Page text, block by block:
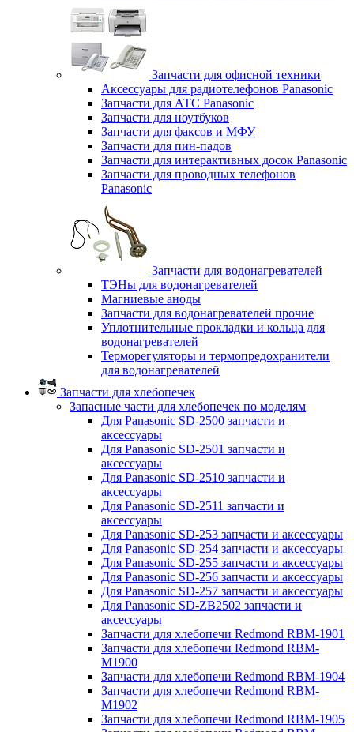
Запчасти для офисной техники
Аксессуары для радиотелефонов Panasonic
Запчасти для АТС Panasonic
Запчасти для ноутбуков
Запчасти для факсов и МФУ
Запчасти для пин-падов
Запчасти для интерактивных досок Panasonic
Запчасти для проводных телефонов
Panasonic
Запчасти для водонагревателей
ТЭНы для водонагревателей
Магниевые аноды
Запчасти для водонагревателей прочие
Уплотнительные прокладки и кольца для
водонагревателей
Терморегуляторы и термопредохранители
для водонагревателей
Запчасти для хлебопечек
Запасные части для хлебопечек по моделям
Для Panasonic SD-2500 запчасти и
аксессуары
Для Panasonic SD-2501 запчасти и
аксессуары
Для Panasonic SD-2510 запчасти и
аксессуары
Для Panasonic SD-2511 запчасти и
аксессуары
Для Panasonic SD-253 запчасти и аксессуары
Для Panasonic SD-254 запчасти и аксессуары
Для Panasonic SD-255 запчасти и аксессуары
Для Panasonic SD-256 запчасти и аксессуары
Для Panasonic SD-257 запчасти и аксессуары
Для Panasonic SD-ZB2502 запчасти и
аксессуары
Запчасти для хлебопечи Redmond RBM-1901
Запчасти для хлебопечи Redmond RBM-
M1900
Запчасти для хлебопечи Redmond RBM-1904
Запчасти для хлебопечи Redmond RBM-
M1902
Запчасти для хлебопечи Redmond RBM-1905